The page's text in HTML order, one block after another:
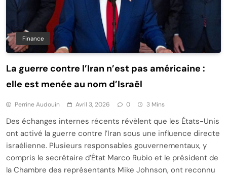
Finance
La guerre contre l’Iran n’est pas américaine :
elle est menée au nom d’Israël
Perrine Audouin Avril 3, 2026 0 3 Mins
Des échanges internes récents révèlent que les États-Unis
ont activé la guerre contre l’Iran sous une influence directe
israélienne. Plusieurs responsables gouvernementaux, y
compris le secrétaire d’État Marco Rubio et le président de
la Chambre des représentants Mike Johnson, ont reconnu